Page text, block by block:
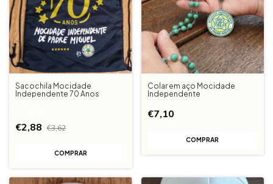
Sacochila Mocidade
Independente 70 Anos
€2,88 €3,62
Colar em aço Mocidade
Independente
€7,10